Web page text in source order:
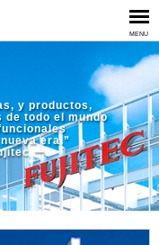
MENU
y productos,
de todo el mundo
era.”
ー